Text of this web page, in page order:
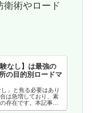
衛術やロード
なし】は最強の
の目的別ロードマ
」と焦る必要はあり
は急増しており、素
存在です。本記事で
自己防衛術から、ア